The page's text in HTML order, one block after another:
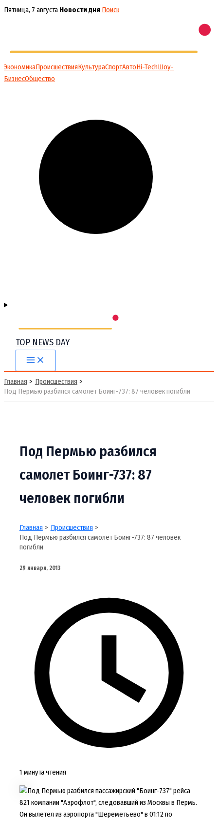
Перейти
Пятница, 7 августа Новости дня Поиск
ЭкономикаПроисшествияКультураСпортАвтоHi-TechШоу-
БизнесОбщество
TOP NEWS DAY
Main
Menu
Главная
Происшествия
Под Пермью разбился самолет Боинг-737: 87 человек погибли
Под Пермью разбился
самолет Боинг-737: 87
человек погибли
Главная
Происшествия
Под Пермью разбился самолет Боинг-737: 87 человек
погибли
29 января, 2013
1 минута чтения
Под Пермью разбился пассажирский "Боинг-737" рейса
821 компании "Аэрофлот", следовавший из Москвы в Пермь.
Он вылетел из аэропорта "Шереметьево" в 01:12 по